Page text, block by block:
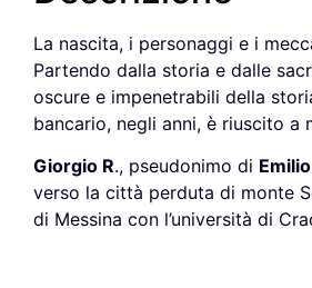
La nascita, i personaggi e i
Partendo dalla storia e dalle
oscure e impenetrabili della
bancario, negli anni, è riuscito a
Giorgio R., pseudonimo di
verso la città perduta di monte
di Messina con l’università di